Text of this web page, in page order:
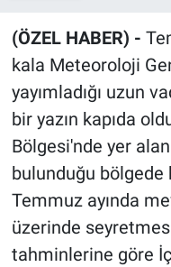
(ÖZEL HABER) -
kala Meteoroloji
yayımladığı uzun
bir yazın kapıda
Bölgesi'nde yer
bulunduğu bölgede
Temmuz ayında
üzerinde
tahminlerine göre İç